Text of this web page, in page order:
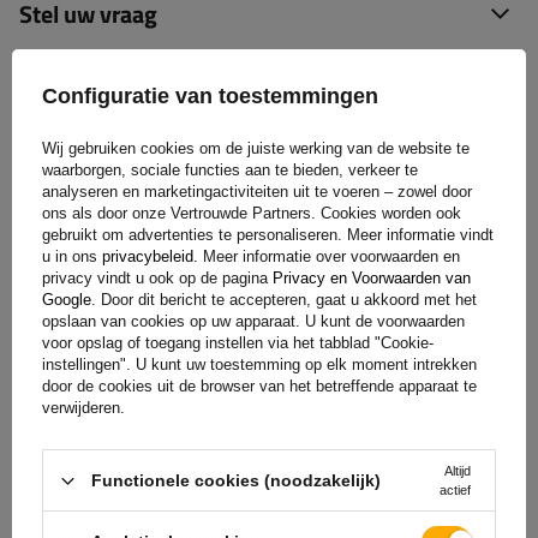
Stel uw vraag
Beoordelingen(0)
Laat uw mening achter
Uw score:
5/5
De inhoud van uw beoordeling
Voeg je eigen productfoto toe:
Configuratie van toestemmingen
Wij gebruiken cookies om de juiste werking van de website te
waarborgen, sociale functies aan te bieden, verkeer te
analyseren en marketingactiviteiten uit te voeren – zowel door
ons als door onze Vertrouwde Partners. Cookies worden ook
gebruikt om advertenties te personaliseren. Meer informatie vindt
u in ons privacybeleid. Meer informatie over voorwaarden en
privacy vindt u ook op de pagina Privacy en Voorwaarden van
Google. Door dit bericht te accepteren, gaat u akkoord met het
opslaan van cookies op uw apparaat. U kunt de voorwaarden
voor opslag of toegang instellen via het tabblad "Cookie-
instellingen". U kunt uw toestemming op elk moment intrekken
door de cookies uit de browser van het betreffende apparaat te
verwijderen.
Functionele cookies (noodzakelijk)
Altijd
actief